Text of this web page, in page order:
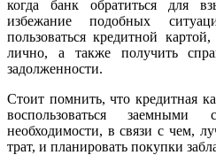
когда банк обратиться для
избежание подобных
пользоваться кредитной
лично, а также получить
задолженности.
Стоит помнить, что кредитная
воспользоваться заемными
необходимости, в связи с чем,
трат, и планировать покупки